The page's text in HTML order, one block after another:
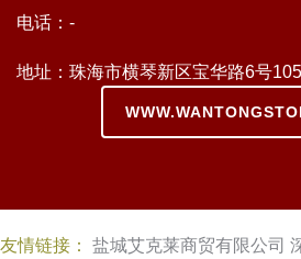
电话：-
地址：珠海市横琴新区宝华路6号
友情链接： 盐城艾克莱商贸有限公司